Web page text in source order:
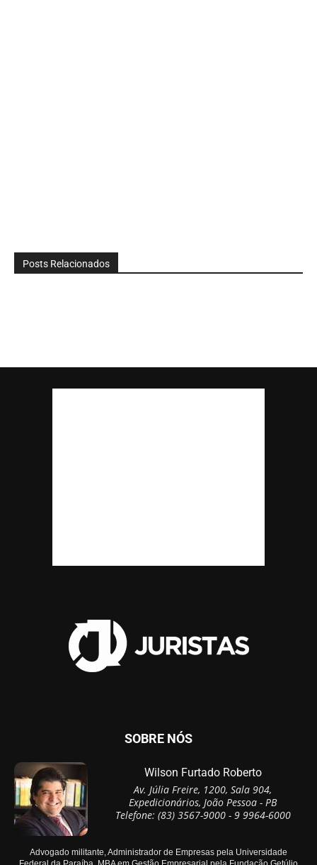
Posts Relacionados
SOBRE NÓS
Wilson Furtado Roberto
Av. Júlia Freire, 1200, Sala 904,
Expedicionários, João Pessoa - PB
Telefone: (83) 3567-9000 - 9 9964-6000
Advogado militante, Administrador de Empresas pela Universidade